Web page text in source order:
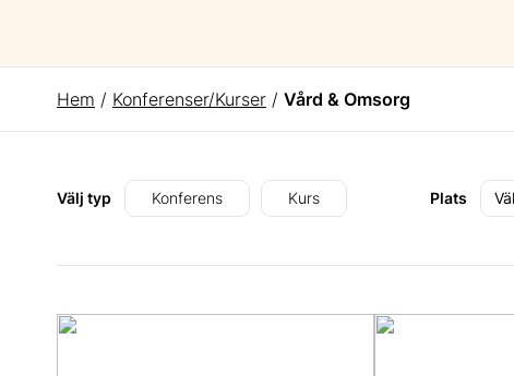
Hem / Konferenser/Kurser / Vård & Omsorg
Välj typ Konferens Kurs Plats